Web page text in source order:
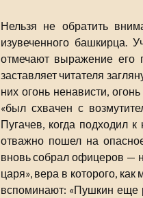
Нельзя не обратить
изувеченного башкирца.
отмечают выражение его
заставляет читателя
них огонь ненависти,
«был схвачен с
Пугачев, когда подходил к
отважно пошел на
вновь собрал офицеров —
царя», вера в которого,
вспоминают: «Пушкин еще